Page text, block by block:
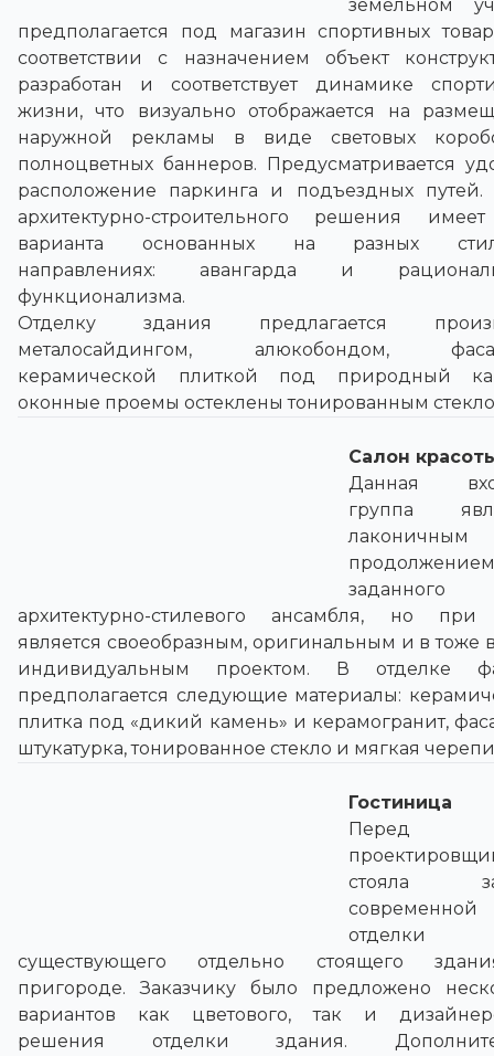
земельном
предполагается под магазин спортивных
соответствии с назначением объект
разработан и соответствует динамике
жизни, что визуально отображается на
наружной рекламы в виде световых
полноцветных баннеров. Предусматривается
расположение паркинга и подъездных
архитектурно-строительного решения
варианта основанных на разных
направлениях: авангарда и
функционализма.
Отделку здания предлагается
металосайдингом, алюкобондом,
керамической плиткой под природный
оконные проемы остеклены тонированным
Салон
Данная
группа
лаконичным
продолжением
заданного
архитектурно-стилевого ансамбля, но при
является своеобразным, оригинальным и в тоже
индивидуальным проектом. В отделке
предполагается следующие материалы:
плитка под «дикий камень» и керамогранит,
штукатурка, тонированное стекло и мягкая
Гостиница
Перед
стояла
современной
отделки
существующего отдельно стоящего
пригороде. Заказчику было предложено
вариантов как цветового, так и
решения отделки здания.